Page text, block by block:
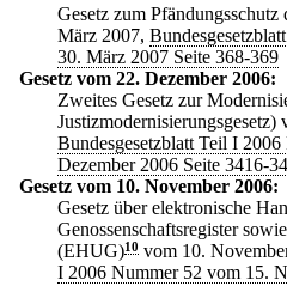
Gesetz zum
März 2007,
30. März 2007 Seite 368-369
Gesetz vom 22. Dezember 2006:
Zweites Gesetz zur
Bundesgesetzblatt Teil I
Dezember 2006 Seite 3416-
Gesetz vom 10. November 2006:
Gesetz über elektronische
Genossenschaftsregister
(EHUG)10 vom 10.
I 2006 Nummer 52 vom 15.